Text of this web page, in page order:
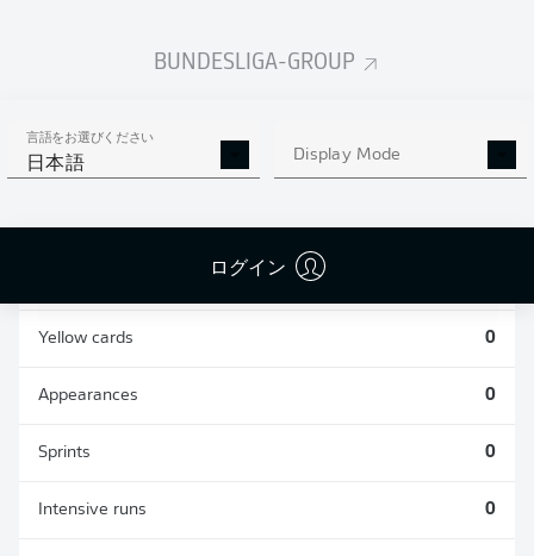
BUNDESLIGA-GROUP
言語をお選びください
日本語 Display Mode
ログイン
統計 シーズン 2020/2021
AERIAL DUELS
WON
Yellow cards 0
Appearances 0
Sprints 0
Intensive runs 0